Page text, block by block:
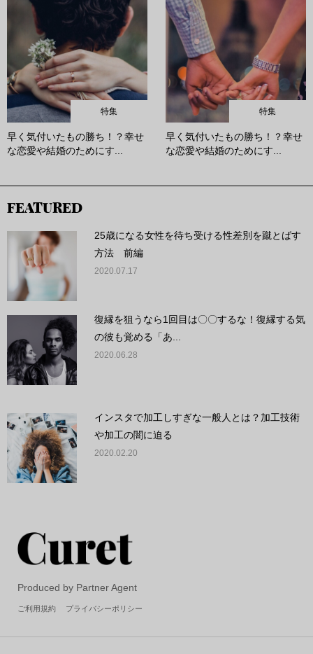
特集
早く気付いたもの勝ち！？幸せ
な恋愛や結婚のためにす...
特集
早く気付いたもの勝ち！？幸せ
な恋愛や結婚のためにす...
FEATURED
25歳になる女性を待ち受ける性差別を蹴とばす
方法 前編
2020.07.17
復縁を狙うなら1回目は〇〇するな！復縁する気
の彼も覚める「あ...
2020.06.28
インスタで加工しすぎな一般人とは？加工技術
や加工の闇に迫る
2020.02.20
Produced by Partner Agent
ご利用規約 プライバシーポリシー